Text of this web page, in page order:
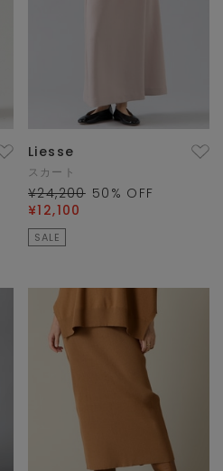
Liesse
スカート
¥24,200 50 % OFF
¥12,100
SALE